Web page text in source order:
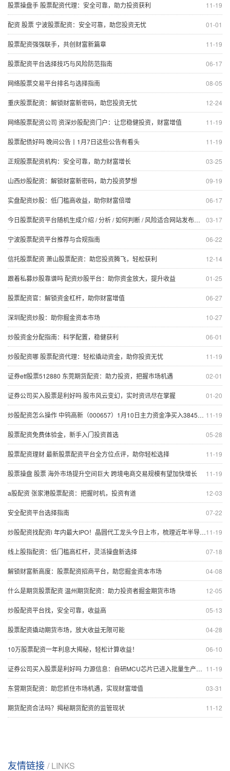
11-19
股票操盘手 股票配资代理：安全可靠，助力投资获利
01-01
配资 股票 宁波股票配资：安全可靠，助您投资无忧
11-19
股票配资强强联手，共创财富新篇章
06-17
股票配资平台选择技巧与风险防范指南
08-05
网络股票交易平台排名与选择指南
12-24
重庆股票配资：解锁财富新密码，助您投资无忧
11-19
网络股票配资公司 资深炒股配资门户：让您稳健投资，财富增值
11-19
股票配债好吗 晚间公告丨1月7日这些公告有看头
03-25
正规股票配资机构：安全可靠，助力财富增长
09-19
山西炒股配资：解锁财富新密码，助力投资梦想
06-17
实盘配资炒股：低门槛高收益，助你财富倍增
03-17
今日股票配资平台随机生成介绍 / 分析 / 如何判断 / 风险适合网站发布不超30字的标题
06-22
宁波股票配资平台推荐与合规指南
12-14
信托股票配资 萧山股票配资：助您投资腾飞，轻松获利
01-25
跟着私募炒股靠谱吗 配资炒股平台：助你资金放大，提升收益
06-27
股票配资官：解锁资金杠杆，助你财富增值
10-27
深圳配资炒股：助你掘金资本市场
06-01
炒股资金分配指南：科学配置，稳健获利
11-19
炒股配资哪 股票配资代理：轻松撬动资金，助你投资无忧
02-01
证券etf股票512880 东莞期货配资：助力投资，把握市场机遇
01-20
证券公司买入股票是利好吗 股市风云变幻，实时资讯尽在掌握
11-19
炒股配资怎么操作 中钨高新（000657）1月10日主力资金净买入384503万元
05-28
股票配资免费体验金，新手入门投资首选
11-19
股票配资理财 最新股票配资平台全方位点评，助你轻松选择
11-19
股票操盘 股票 海外市场提升空间巨大 跨境电商交易规模有望加快增长
12-03
a股配资 张家港股票配资：把握时机，投资有道
07-22
安全配资平台选择指南
11-19
炒股配资找配资i 年内最大IPO！晶圆代工龙头今日上市，梳理近年半导体新股，这些特点值得关注
07-18
线上股指配资：低门槛高杠杆，灵活操盘新选择
04-08
解锁财富新高度：股票配资招商平台，助您掘金资本市场
12-05
什么是期货股票配资 温州期货配资：助力投资者掘金期货市场
05-13
炒股配资平台找，安全可靠，收益高
04-28
股票配资撬动期货市场，放大收益无限可能
06-10
10万股票配资一年利息大揭秘，轻松计算收益！
11-19
证券公司买入股票是利好吗 力源信息：自研MCU芯片已进入批量生产阶段 量产规模将逐步爬坡
03-31
东营期货配资：助您抓住市场机遇，实现财富增值
11-12
期货配资合法吗？揭秘期货配资的监管现状
友情链接 / LINKS